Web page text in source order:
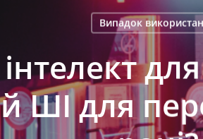
Випадок
ШІ для